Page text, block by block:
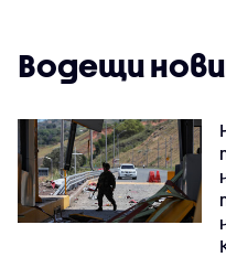
Водещи